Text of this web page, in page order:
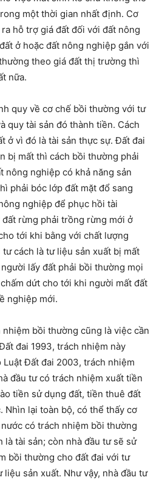
một thời gian nhất định. Cơ
hỗ trợ giá đất đối với đất nông
ở hoặc đất nông nghiệp gắn với
theo giá đất thị trường thì
nữa.
quy về cơ chế bồi thường với tư
quy tài sản đó thành tiền. Cách
ở vì đó là tài sản thực sự. Đất đai
bị mất thì cách bồi thường phải
nông nghiệp có khả năng sản
phải bóc lớp đất mặt đổ sang
nghiệp để phục hồi tài
đất rừng phải trồng rừng mới ở
tới khi bằng với chất lượng
cách là tư liệu sản xuất bị mất
lấy đất phải bồi thường mọi
dứt cho tới khi người mất đất
nghiệp mới.
bồi thường cũng là việc cần
đai 1993, trách nhiệm này
Đất đai 2003, trách nhiệm
đầu tư có trách nhiệm xuất tiền
tiền sử dụng đất, tiền thuê đất
Nhìn lại toàn bộ, có thể thấy cơ
có trách nhiệm bồi thường
là tài sản; còn nhà đầu tư sẽ sử
bồi thường cho đất đai với tư
liệu sản xuất. Như vậy, nhà đầu tư